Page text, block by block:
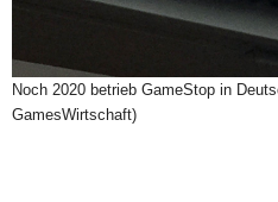
Noch 2020 betrieb GameStop in
GamesWirtschaft)